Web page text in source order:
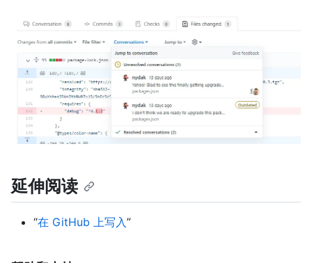
延伸阅读
“在 GitHub 上写入”